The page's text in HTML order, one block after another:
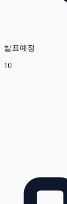
발표예정
10